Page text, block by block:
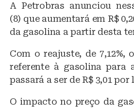
e
s
y
c
e
o
o
at
s
p
p
A Petrobras anunciou
(8) que aumentará em R$
da gasolina a partir desta
Com o reajuste, de 7,12%,
referente à gasolina para
passará a ser de R$ 3,01 por
O impacto no preço da